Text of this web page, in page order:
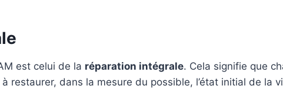
est celui de la réparation intégrale. Cela signifie que
dans la mesure du possible, l’état initial de la